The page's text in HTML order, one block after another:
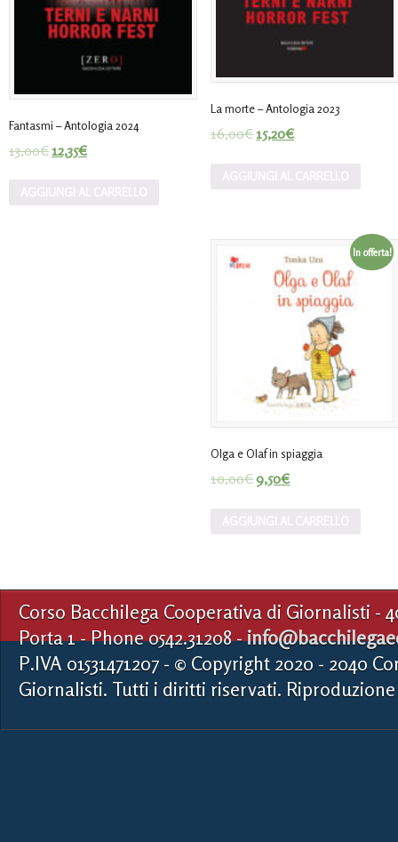
Fantasmi – Antologia 2024
13,00€12,35€
La morte – Antologia 2023
16,00€15,20€
In offerta!
Olga e Olaf in spiaggia
10,00€9,50€
Corso Bacchilega Cooperativa di Giornalisti -
Porta 1 - Phone 0542.31208 -
P.IVA 01531471207 - © Copyright 2020 - 2040
Giornalisti. Tutti i diritti riservati.